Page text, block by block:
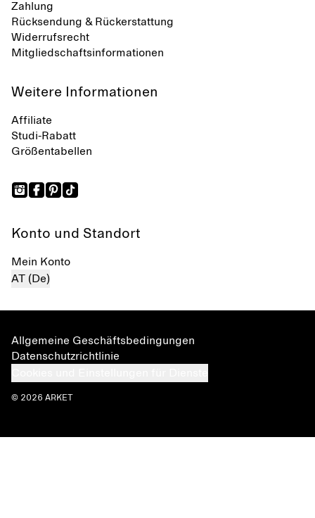
Zahlung
Rücksendung & Rückerstattung
Widerrufsrecht
Mitgliedschaftsinformationen
Weitere Informationen
Affiliate
Studi-Rabatt
Größentabellen
Konto und Standort
Mein Konto
AT (De)
Allgemeine Geschäftsbedingungen
Datenschutzrichtlinie
© 2026 ARKET